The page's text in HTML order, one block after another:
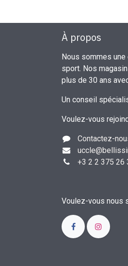
À propos
Nous sommes
sport. Nos
plus de 30 ans
Un conseil
Voulez-vous
Contactez-
uccle
+3 2 2 375 26
Voulez-vous nous